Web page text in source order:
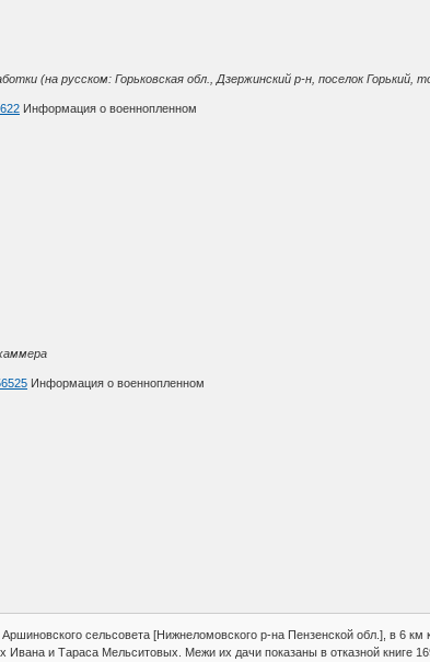
(на русском: Горьковская обл., Дзержинский р-н, поселок Горький,
Информация о военнопленном
Информация о военнопленном
сельсовета [Нижнеломовского р-на Пензенской обл.], в 6 км
Ивана и Тараса Мельситовых. Межи их дачи показаны в отказной книге